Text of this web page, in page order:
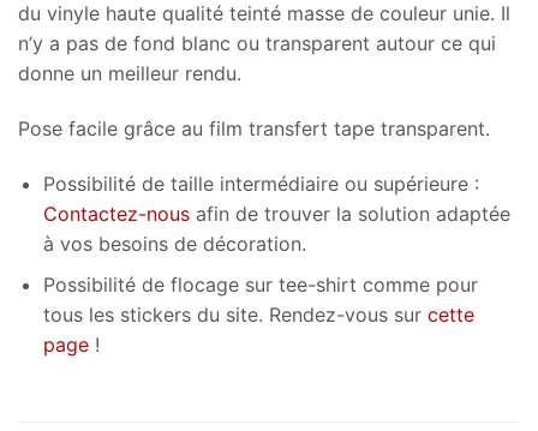
du vinyle haute qualité teinté masse de couleur unie. Il
n’y a pas de fond blanc ou transparent autour ce qui
donne un meilleur rendu.
Pose facile grâce au film transfert tape transparent.
Possibilité de taille intermédiaire ou supérieure :
Contactez-nousafin de trouver la solution adaptée
à vos besoins de décoration.
Possibilité de flocage sur tee-shirt comme pour
tous les stickers du site. Rendez-vous sur cette
page!